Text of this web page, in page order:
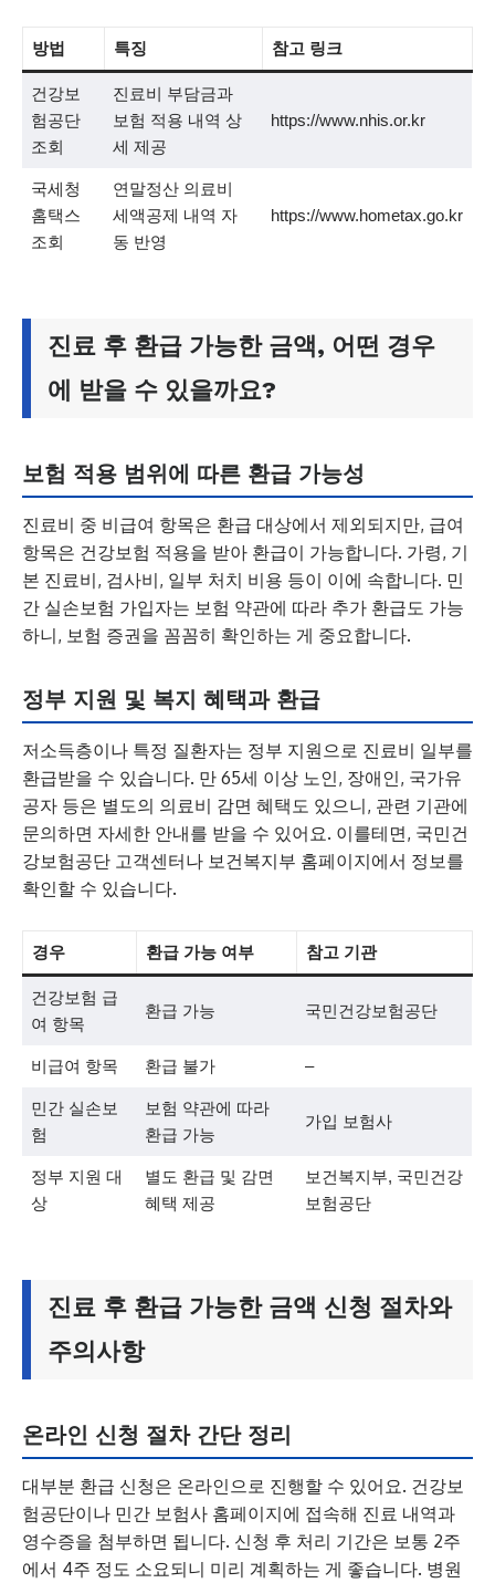
방법 특징 참고 링크
건강보
험공단
조회
진료비 부담금과
보험 적용 내역 상
세 제공
https://www.nhis.or.kr
국세청
홈택스
조회
연말정산 의료비
세액공제 내역 자
동 반영
https://www.hometax.go.kr
진료 후 환급 가능한 금액, 어떤 경우
에 받을 수 있을까요?
보험 적용 범위에 따른 환급 가능성
진료비 중 비급여 항목은 환급 대상에서 제외되지만, 급여
항목은 건강보험 적용을 받아 환급이 가능합니다. 가령, 기
본 진료비, 검사비, 일부 처치 비용 등이 이에 속합니다. 민
간 실손보험 가입자는 보험 약관에 따라 추가 환급도 가능
하니, 보험 증권을 꼼꼼히 확인하는 게 중요합니다.
정부 지원 및 복지 혜택과 환급
저소득층이나 특정 질환자는 정부 지원으로 진료비 일부를
환급받을 수 있습니다. 만 65세 이상 노인, 장애인, 국가유
공자 등은 별도의 의료비 감면 혜택도 있으니, 관련 기관에
문의하면 자세한 안내를 받을 수 있어요. 이를테면, 국민건
강보험공단 고객센터나 보건복지부 홈페이지에서 정보를
확인할 수 있습니다.
경우 환급 가능 여부 참고 기관
건강보험 급
여 항목
환급 가능 국민건강보험공단
비급여 항목 환급 불가 –
민간 실손보
험
보험 약관에 따라
환급 가능
가입 보험사
정부 지원 대
상
별도 환급 및 감면
혜택 제공
보건복지부, 국민건강
보험공단
진료 후 환급 가능한 금액 신청 절차와
주의사항
온라인 신청 절차 간단 정리
대부분 환급 신청은 온라인으로 진행할 수 있어요. 건강보
험공단이나 민간 보험사 홈페이지에 접속해 진료 내역과
영수증을 첨부하면 됩니다. 신청 후 처리 기간은 보통 2주
에서 4주 정도 소요되니 미리 계획하는 게 좋습니다. 병원